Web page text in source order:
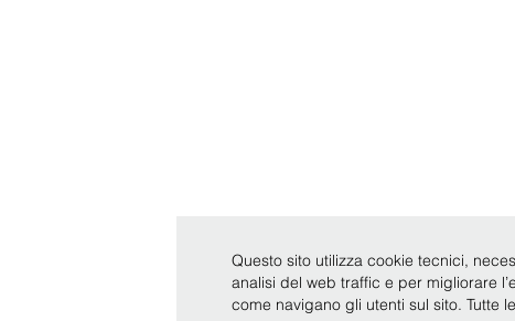
Questo sito utilizza cookie tecnici,
analisi del web traffic e per migliorare
come navigano gli utenti sul sito. Tutte